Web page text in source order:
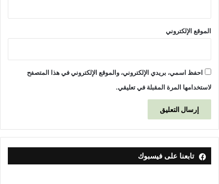
الموقع الإلكتروني
احفظ اسمي، بريدي الإلكتروني، والموقع الإلكتروني في هذا المتصفح
لاستخدامها المرة المقبلة في تعليقي.
تابعنا على فيسبوك